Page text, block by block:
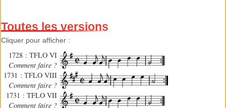
Toutes les versions
Cliquer pour afficher :
1728 : TFLO VI
Comment faire ?
1731 : TFLO VIII
Comment faire ?
1731 : TFLO VII
Comment faire ?